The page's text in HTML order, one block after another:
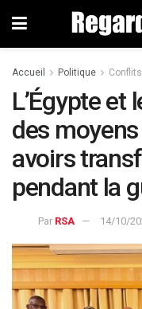
Accueil Politique
L’Égypte et
des
avoirs
pendant la
Par RSA 14/10/